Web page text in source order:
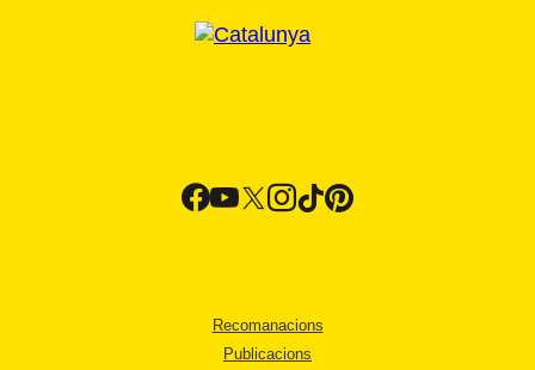
Recomanacions
Publicacions